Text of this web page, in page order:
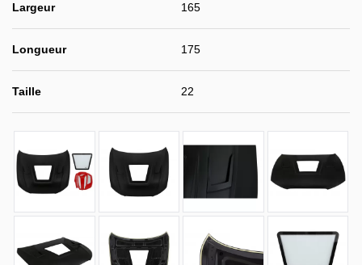
Largeur 165
Longueur 175
Taille 22